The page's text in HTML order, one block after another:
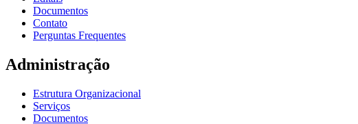
Documentos
Contato
Perguntas Frequentes
Administração
Estrutura Organizacional
Serviços
Documentos